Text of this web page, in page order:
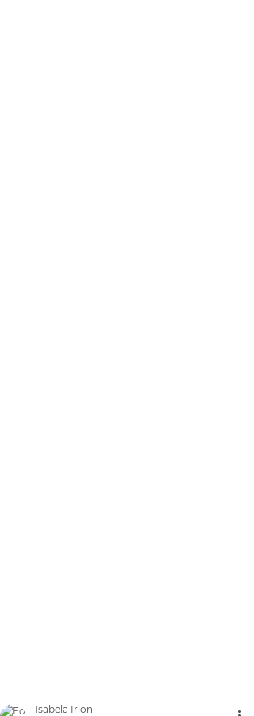
Isabela Irion